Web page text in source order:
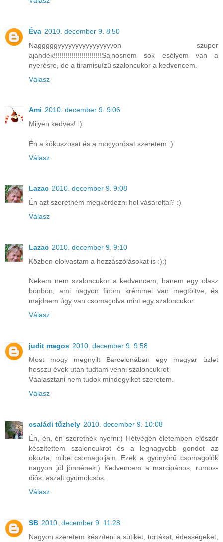
Éva 2010. december 9. 8:50
Nagggggyyyyyyyyyyyyyyyyon szuper
ajándék!!!!!!!!!!!!!!!!!!!!!!!!Sajnosnem sok esélyem van a
nyerésre, de a tiramisuízű szaloncukor a kedvencem.
Válasz
Ami 2010. december 9. 9:06
Milyen kedves! :)
Én a kókuszosat és a mogyorósat szeretem :)
Válasz
Lazac 2010. december 9. 9:08
Én azt szeretném megkérdezni hol vásároltál? :)
Válasz
Lazac 2010. december 9. 9:10
Közben elolvastam a hozzászólásokat is :):)
Nekem nem szaloncukor a kedvencem, hanem egy olasz
bonbon, ami nagyon finom krémmel van megtöltve, és
majdnem úgy van csomagolva mint egy szaloncukor.
Válasz
judit magos 2010. december 9. 9:58
Most mogy megnyilt Barcelonában egy magyar üzlet
hosszu évek után tudtam venni szaloncukrot
Váalasztani nem tudok mindegyiket szeretem.
Válasz
családi tűzhely 2010. december 9. 10:08
Én, én, én szeretnék nyerni:) Hétvégén életemben először
készítettem szaloncukrot és a legnagyobb gondot az
okozta, mibe csomagoljam. Ezek a gyönyörű csomagolók
nagyon jól jönnének:) Kedvencem a marcipános, rumos-
diós, aszalt gyümölcsös.
Válasz
SB 2010. december 9. 11:28
Nagyon szeretem készíteni a sütiket, tortákat, édességeket,